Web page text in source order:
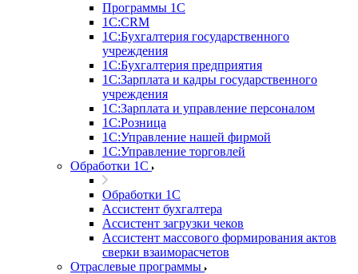
Программы 1С
1С:CRM
1С:Бухгалтерия государственного
учреждения
1С:Бухгалтерия предприятия
1С:Зарплата и кадры государственного
учреждения
1С:Зарплата и управление персоналом
1С:Розница
1С:Управление нашей фирмой
1С:Управление торговлей
Обработки 1С
Обработки 1С
Ассистент бухгалтера
Ассистент загрузки чеков
Ассистент массового формирования актов
сверки взаиморасчетов
Отраслевые программы